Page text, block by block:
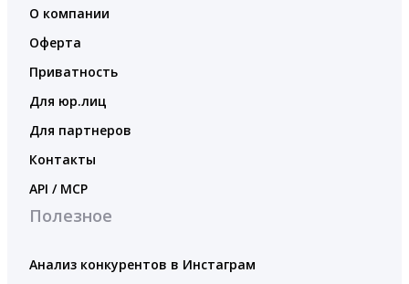
О компании
Оферта
Приватность
Для юр.лиц
Для партнеров
Контакты
API / MCP
Полезное
Анализ конкурентов в Инстаграм